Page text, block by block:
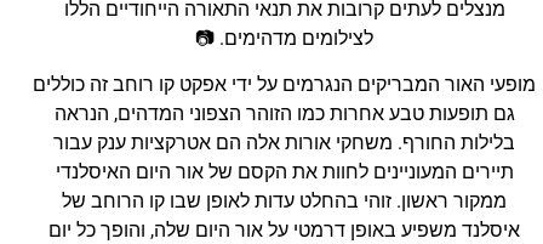
מנצלים לעתים קרובות את תנאי התאורה הייחודיים הללו
לצילומים מדהימים. 📷
מופעי האור המבריקים הנגרמים על ידי אפקט קו רוחב זה כוללים
גם תופעות טבע אחרות כמו הזוהר הצפוני המדהים, הנראה
בלילות החורף. משחקי אורות אלה הם אטרקציות ענק עבור
תיירים המעוניינים לחוות את הקסם של אור היום האיסלנדי
ממקור ראשון. זוהי בהחלט עדות לאופן שבו קו הרוחב של
איסלנד משפיע באופן דרמטי על אור היום שלה, והופך כל יום